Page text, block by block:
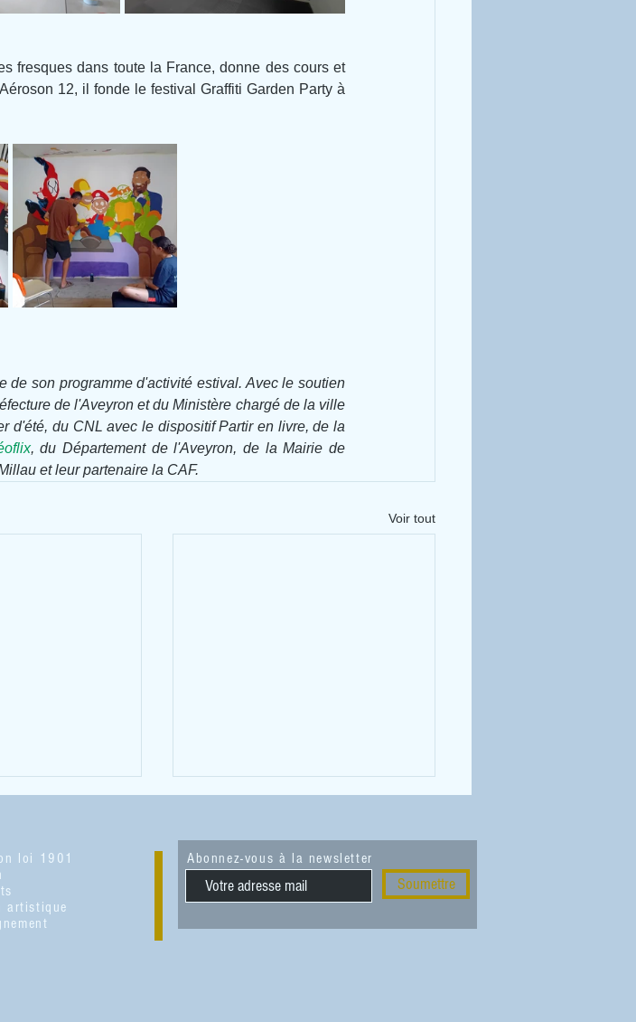
fresques dans toute la France, donne des cours et
12, il fonde le festival Graffiti Garden Party à
de son programme d'activité estival. Avec le soutien
de l'Aveyron et du Ministère chargé de la ville
d'été, du CNL avec le dispositif Partir en livre, de la
, du Département de l'Aveyron, de la Mairie de
et leur partenaire la CAF.
Voir tout
loi 1901
artistique
Abonnez-vous à la newsletter
Soumettre